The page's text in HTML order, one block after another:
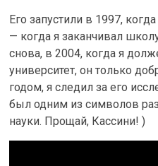
Его запустили в 1997,
— когда я заканчивал
снова, в 2004, когда я
университет, он только
годом, я следил за его
был одним из символов
науки. Прощай, Кассини! )